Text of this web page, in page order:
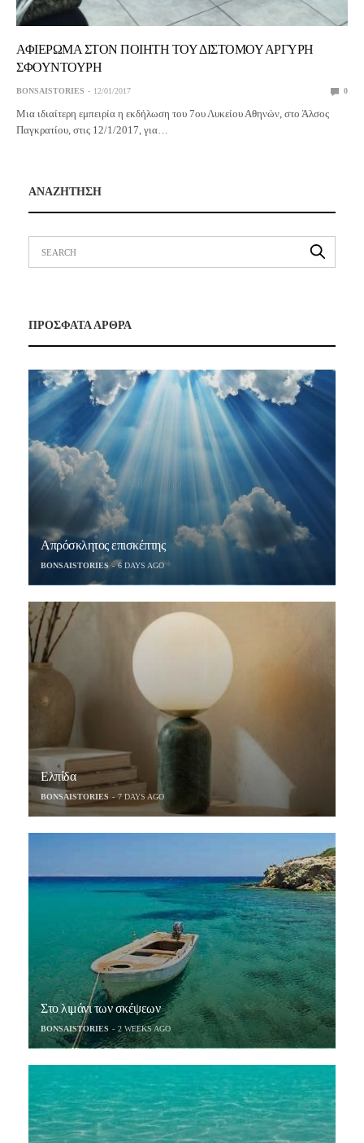
ΑΦΙΕΡΩΜΑ ΣΤΟΝ ΠΟΙΗΤΗ ΤΟΥ ΔΙΣΤΟΜΟΥ ΑΡΓΥΡΗ
ΣΦΟΥΝΤΟΥΡΗ
BONSAISTORIES 12/01/2017 0
Μια ιδιαίτερη εμπειρία η εκδήλωση του 7ου Λυκείου Αθηνών, στο Άλσος
Παγκρατίου, στις 12/1/2017, για…
ΑΝΑΖΗΤΗΣΗ
ΠΡΟΣΦΑΤΑ ΑΡΘΡΑ
Απρόσκλητος επισκέπτης
BONSAISTORIES 6 DAYS AGO
Ελπίδα
BONSAISTORIES 7 DAYS AGO
Στο λιμάνι των σκέψεων
BONSAISTORIES 2 WEEKS AGO